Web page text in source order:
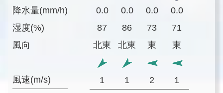
降水量(mm/h)
湿度(%)
風向
風速(m/s)
0.0 0.0 0.0
0.0
87
86 73
71
北東
北東 東 東
1 1 2 1